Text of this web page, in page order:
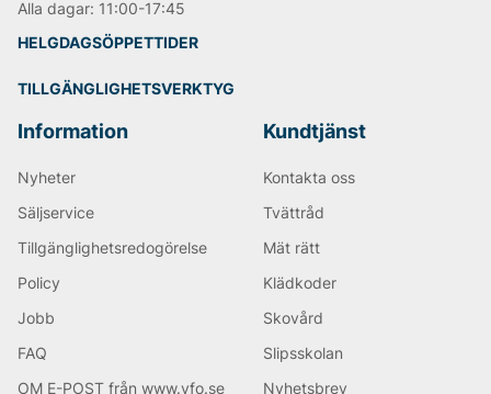
Alla dagar: 11:00-17:45
HELGDAGSÖPPETTIDER
TILLGÄNGLIGHETSVERKTYG
Information
Nyheter
Säljservice
Tillgänglighetsredogörelse
Policy
Jobb
FAQ
OM E-POST från www.vfo.se
Kundtjänst
Kontakta oss
Tvättråd
Mät rätt
Klädkoder
Skovård
Slipsskolan
Nyhetsbrev